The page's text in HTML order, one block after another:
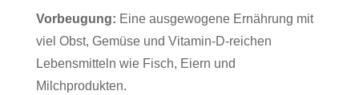
Vorbeugung: Eine ausgewogene Ernährung mit
viel Obst, Gemüse und Vitamin-D-reichen
Lebensmitteln wie Fisch, Eiern und
Milchprodukten.